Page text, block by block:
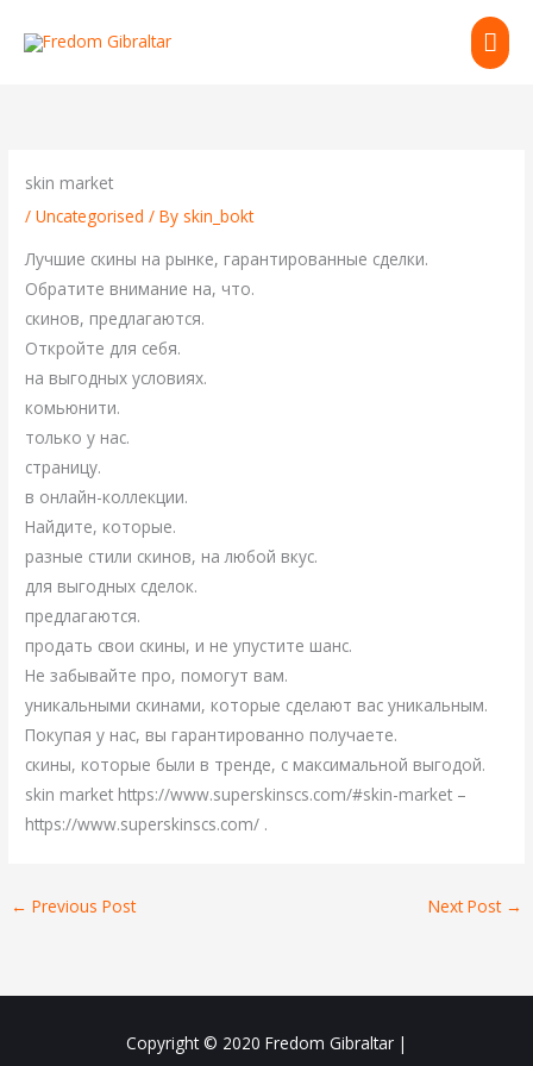
skin market
/Uncategorised / By skin_bokt
Лучшие скины на рынке, гарантированные сделки.
Обратите внимание на, что.
скинов, предлагаются.
Откройте для себя.
на выгодных условиях.
комьюнити.
только у нас.
страницу.
в онлайн-коллекции.
Найдите, которые.
разные стили скинов, на любой вкус.
для выгодных сделок.
предлагаются.
продать свои скины, и не упустите шанс.
Не забывайте про, помогут вам.
уникальными скинами, которые сделают вас уникальным.
Покупая у нас, вы гарантированно получаете.
скины, которые были в тренде, с максимальной выгодой.
skin market https://www.superskinscs.com/#skin-market –
https://www.superskinscs.com/ .
← Previous Post Next Post →
Copyright © 2020 Fredom Gibraltar |